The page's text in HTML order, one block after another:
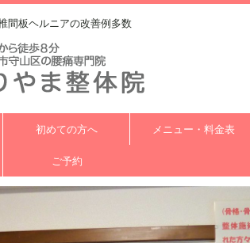
間板ヘルニアの改善例多数
初めての方へ メニュー・料金表
ご予約